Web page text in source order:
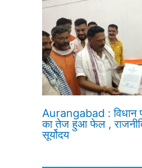
Aurangabad : विधान
का तेज हुआ फेल ,
सूर्योदय